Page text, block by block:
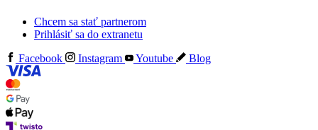
Chcem sa stať partnerom
Prihlásiť sa do extranetu
Facebook
Instagram Youtube Blog